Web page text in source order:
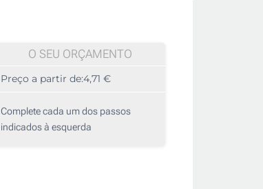
O SEU ORÇAMENTO
Preço a partir de:4,71 €
Complete cada um dos passos
indicados à esquerda